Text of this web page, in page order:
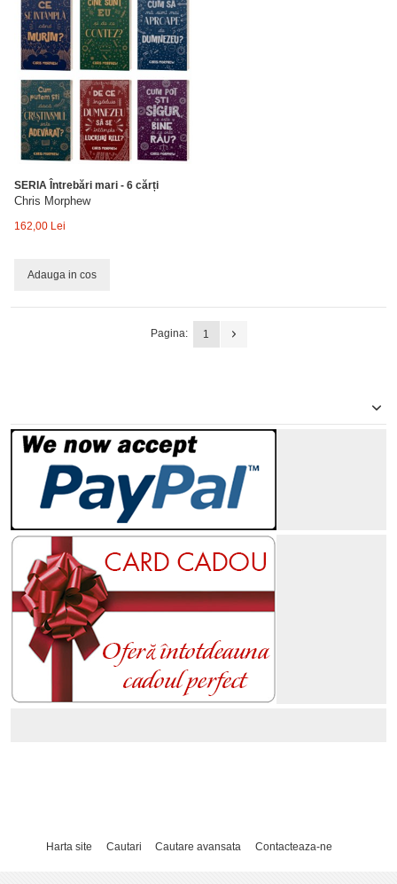
SERIA Întrebări mari - 6 cărți
Chris Morphew
162,00 Lei
Adauga in cos
Pagina: 1
Harta site Cautari Cautare avansata Contacteaza-ne